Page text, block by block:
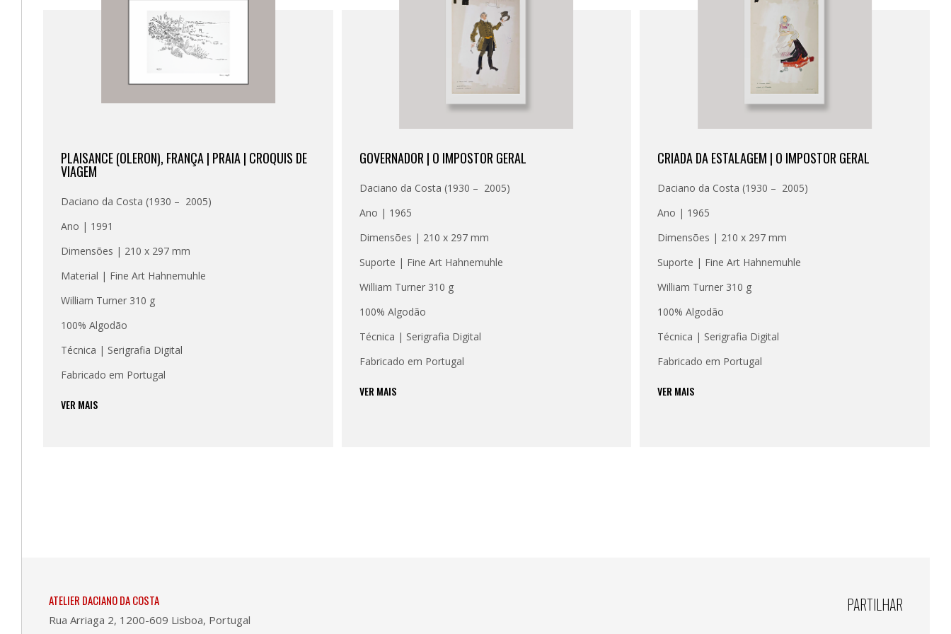
PLAISANCE (OLERON), FRANÇA | PRAIA | CROQUIS DE
VIAGEM
Daciano da Costa (1930 – 2005)
Ano | 1991
Dimensões | 210 x 297 mm
Material | Fine Art Hahnemuhle
William Turner 310 g
100% Algodão
Técnica | Serigrafia Digital
Fabricado em Portugal
VER MAIS
GOVERNADOR | O IMPOSTOR GERAL
Daciano da Costa (1930 – 2005)
Ano | 1965
Dimensões | 210 x 297 mm
Suporte | Fine Art Hahnemuhle
William Turner 310 g
100% Algodão
Técnica | Serigrafia Digital
Fabricado em Portugal
VER MAIS
CRIADA DA ESTALAGEM | O IMPOSTOR GERAL
Daciano da Costa (1930 – 2005)
Ano | 1965
Dimensões | 210 x 297 mm
Suporte | Fine Art Hahnemuhle
William Turner 310 g
100% Algodão
Técnica | Serigrafia Digital
Fabricado em Portugal
VER MAIS
ATELIER DACIANO DA COSTA
Rua Arriaga 2, 1200-609 Lisboa, Portugal
PARTILHAR